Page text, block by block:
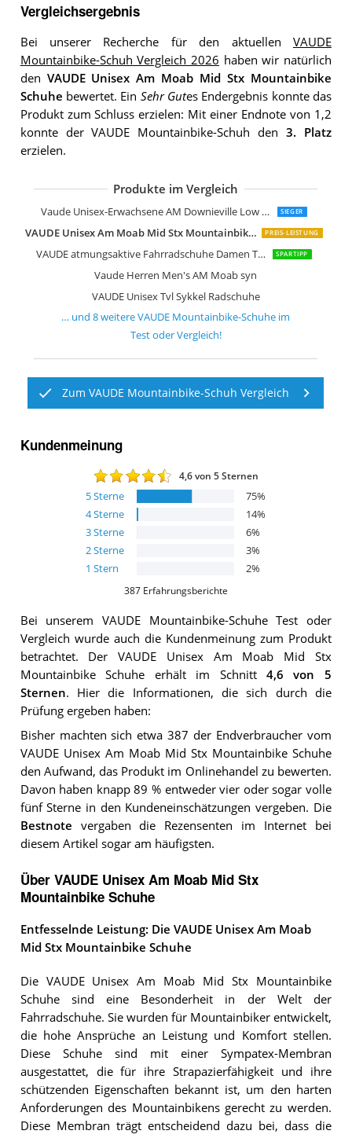
Vergleichsergebnis
Bei unserer Recherche für den aktuellen VAUDE
Mountainbike-Schuh Vergleich 2026 haben wir natürlich
den VAUDE Unisex Am Moab Mid Stx Mountainbike
Schuhe bewertet. Ein Sehr Gutes Endergebnis konnte das
Produkt zum Schluss erzielen: Mit einer Endnote von 1,2
konnte der VAUDE Mountainbike-Schuh den3. Platz
erzielen.
Produkte im Vergleich
Vaude Unisex-Erwachsene AM Downieville Low Mountainbike Schuhe SIEGER
VAUDE Unisex Am Moab Mid Stx Mountainbike Schuhe PREIS-LEISTUNG
VAUDE atmungsaktive Fahrradschuhe Damen TVL Pavei 2.0 grün Gr SPARTIPP
Vaude Herren Men's AM Moab syn
VAUDE Unisex Tvl Sykkel Radschuhe
Vaude Yara TR 20318 Unisex
VAUDE Women's AM Moab syn
Vaude Unisex MTB Kuro
VAUDE Damen Women's AM Moab
… und8weitereVAUDE Mountainbike-Schuhe im
Test oder Vergleich!
Zum VAUDE Mountainbike-Schuh Vergleich
Kundenmeinung
4,6von 5 Sternen
5Sterne 75%
4Sterne 14%
3Sterne 6%
2Sterne 3%
1 Stern 2%
387 Erfahrungsberichte
Bei unserem VAUDE Mountainbike-SchuheTest oder
Vergleich wurde auch die Kundenmeinung zum Produkt
betrachtet.
Der
VAUDE Unisex Am Moab Mid Stx
Mountainbike Schuhe erhält im Schnitt 4,6 von 5
Sternen. Hier die Informationen, die sich durch die
Prüfung ergeben haben:
Bisher machten sich etwa 387 der Endverbraucher vom
VAUDE Unisex Am Moab Mid Stx Mountainbike Schuhe
den Aufwand, das Produkt im Onlinehandel zu bewerten.
Davon haben knapp 89 % entweder vier oder sogar volle
fünf Sterne in den Kundeneinschätzungen vergeben. Die
Bestnote vergaben die Rezensenten im Internet bei
diesem Artikel sogar am häufigsten.
Über VAUDE Unisex Am Moab Mid Stx
Mountainbike Schuhe
Entfesselnde Leistung: Die VAUDE Unisex Am Moab
Mid Stx Mountainbike Schuhe
Die VAUDE Unisex Am Moab Mid Stx Mountainbike
Schuhe sind eine Besonderheit in der Welt der
Fahrradschuhe. Sie wurden für Mountainbiker entwickelt,
die hohe Ansprüche an Leistung und Komfort stellen.
Diese Schuhe sind mit einer Sympatex-Membran
ausgestattet, die für ihre Strapazierfähigkeit und ihre
schützenden Eigenschaften bekannt ist, um den harten
Anforderungen des Mountainbikens gerecht zu werden.
Diese Membran trägt entscheidend dazu bei, dass die